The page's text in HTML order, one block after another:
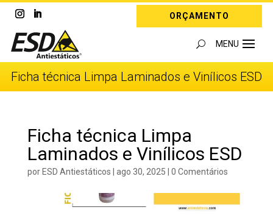
ORÇAMENTO
Ficha técnica Limpa Laminados e Vinílicos ESD
Ficha técnica Limpa
Laminados e Vinílicos ESD
porESD Antiestáticos | ago 30, 2025 | 0 Comentários